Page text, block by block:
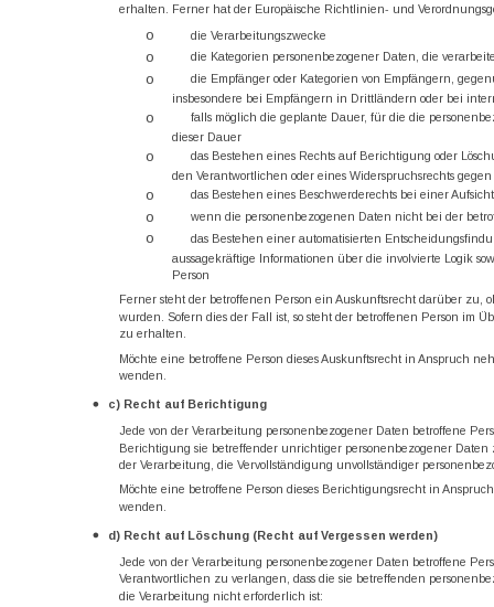
erhalten. Ferner hat der Europäische Richtlinien- und
o die Verarbeitungszwecke
o die Kategorien personenbezogener Daten, die
o
die Empfänger oder Kategorien von Empfängern,
insbesondere bei Empfängern in Drittländern oder bei
o
falls möglich die geplante Dauer, für die die
dieser Dauer
o
das Bestehen eines Rechts auf Berichtigung oder
den Verantwortlichen oder eines Widerspruchsrechts
o das Bestehen eines Beschwerderechts bei einer
o wenn die personenbezogenen Daten nicht bei der
o
das Bestehen einer automatisierten
aussagekräftige Informationen über die involvierte Logik
Person
Ferner steht der betroffenen Person ein Auskunftsrecht darüber
wurden. Sofern dies der Fall ist, so steht der betroffenen Person
zu erhalten.
Möchte eine betroffene Person dieses Auskunftsrecht in Anspruch
wenden.
c) Recht auf Berichtigung
Jede von der Verarbeitung personenbezogener Daten betroffene
Berichtigung sie betreffender unrichtiger personenbezogener
der Verarbeitung, die Vervollständigung unvollständiger
Möchte eine betroffene Person dieses Berichtigungsrecht in
wenden.
d) Recht auf Löschung (Recht auf Vergessen werden)
Jede von der Verarbeitung personenbezogener Daten betroffene
Verantwortlichen zu verlangen, dass die sie betreffenden
die Verarbeitung nicht erforderlich ist: